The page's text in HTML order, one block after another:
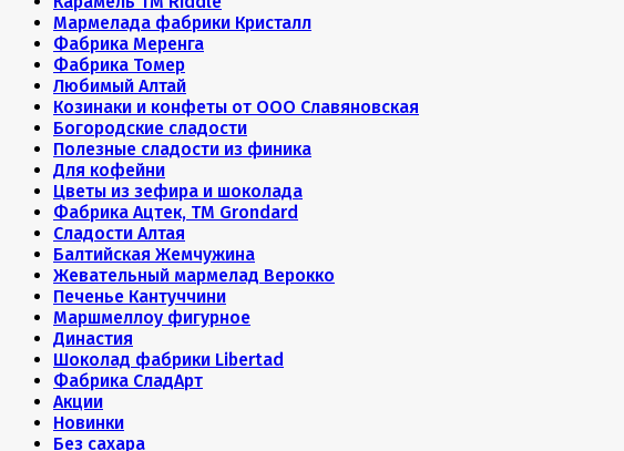
Мармелада фабрики Кристалл
Фабрика Меренга
Фабрика Томер
Любимый Алтай
Козинаки и конфеты от ООО Славяновская
Богородские сладости
Полезные сладости из финика
Для кофейни
Цветы из зефира и шоколада
Фабрика Ацтек, ТМ Grondard
Сладости Алтая
Балтийская Жемчужина
Жевательный мармелад Верокко
Печенье Кантуччини
Маршмеллоу фигурное
Династия
Шоколад фабрики Libertad
Фабрика СладАрт
Акции
Новинки
Без сахара